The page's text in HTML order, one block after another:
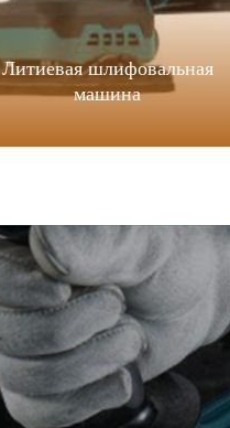
Литиевая шлифовальная
машина